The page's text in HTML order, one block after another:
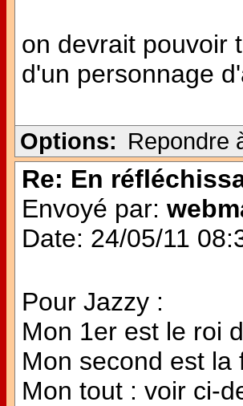
on devrait pouvoir
d'un personnage
Options: Repondre
Re: En
Envoyé par:
Date: 24/05/11
Pour Jazzy :
Mon 1er est le roi
Mon second est la
Mon tout : voir ci-